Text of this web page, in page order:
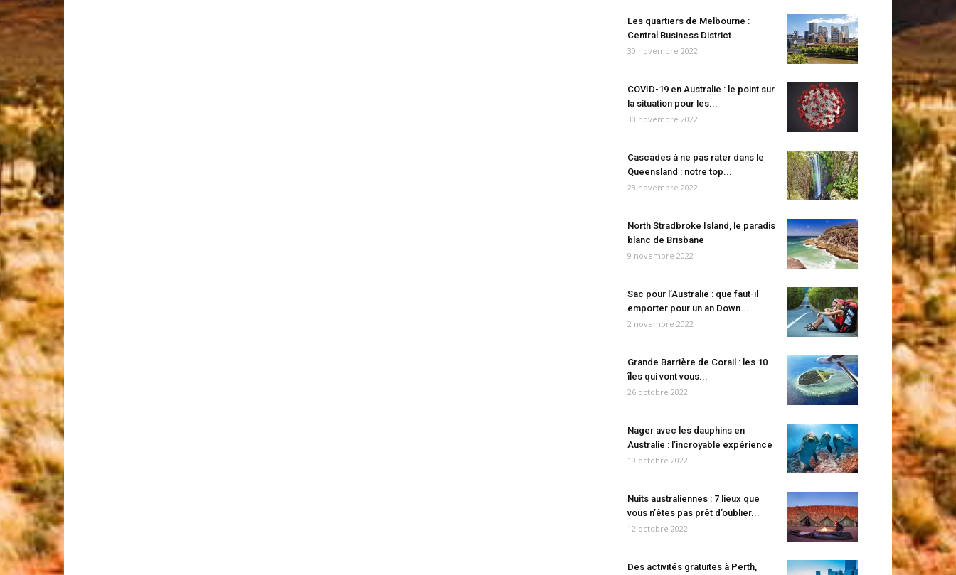
Les quartiers de Melbourne :
Central Business District
30 novembre 2022
COVID-19 en Australie : le point sur
la situation pour les...
30 novembre 2022
Cascades à ne pas rater dans le
Queensland : notre top...
23 novembre 2022
North Stradbroke Island, le paradis
blanc de Brisbane
9 novembre 2022
Sac pour l’Australie : que faut-il
emporter pour un an Down...
2 novembre 2022
Grande Barrière de Corail : les 10
îles qui vont vous...
26 octobre 2022
Nager avec les dauphins en
Australie : l’incroyable expérience
19 octobre 2022
Nuits australiennes : 7 lieux que
vous n’êtes pas prêt d’oublier...
12 octobre 2022
Des activités gratuites à Perth,